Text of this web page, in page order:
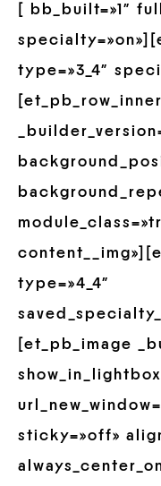
[ bb_built=»1″
type=»3_4″
type=»4_4″
[et_pb_image
sticky=»off»